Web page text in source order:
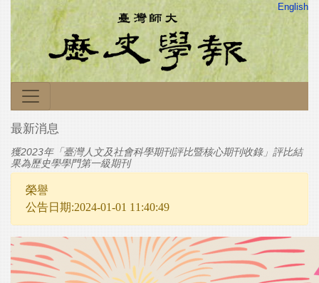
English
最新消息
獲2023年「臺灣人文及社會科學期刊評比暨核心期刊收錄」評比結
果為歷史學學門第一級期刊
榮譽
公告日期:2024-01-01 11:40:49